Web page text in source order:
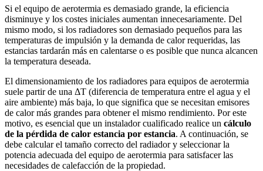
Si el equipo de aerotermia es demasiado grande, la eficiencia
disminuye y los costes iniciales aumentan innecesariamente. Del
mismo modo, si los radiadores son demasiado pequeños para las
temperaturas de impulsión y la demanda de calor requeridas, las
estancias tardarán más en calentarse o es posible que nunca alcancen
la temperatura deseada.
El dimensionamiento de los radiadores para equipos de aerotermia
suele partir de una ΔT (diferencia de temperatura entre el agua y el
aire ambiente) más baja, lo que significa que se necesitan emisores
de calor más grandes para obtener el mismo rendimiento. Por este
motivo, es esencial que un instalador cualificado realice un cálculo
de la pérdida de calor estancia por estancia. A continuación, se
debe calcular el tamaño correcto del radiador y seleccionar la
potencia adecuada del equipo de aerotermia para satisfacer las
necesidades de calefacción de la propiedad.